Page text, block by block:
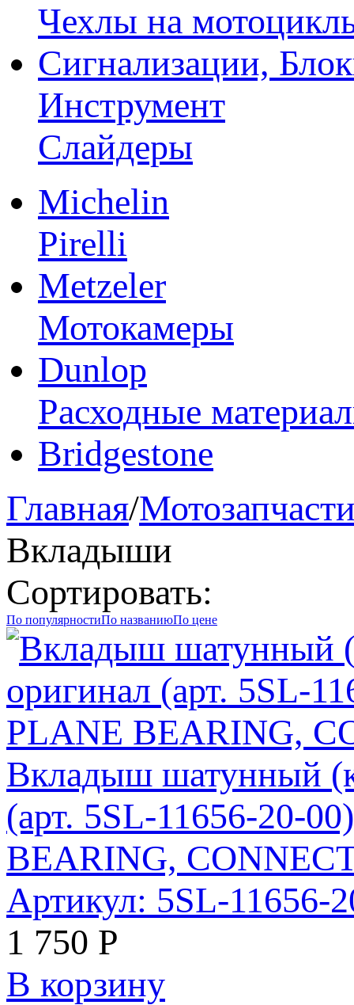
Чехлы на
Сигнализации,
Инструмент
Слайдеры
Michelin
Pirelli
Metzeler
Мотокамеры
Dunlop
Расходные
Bridgestone
Главная/
Вкладыши
Сортировать:
По популярностиПо названиюПо цене
Вкладыш шатунный
(арт. 5SL-11656-20-
BEARING,
Артикул: 5SL-11656-
1 750 Р
В корзину